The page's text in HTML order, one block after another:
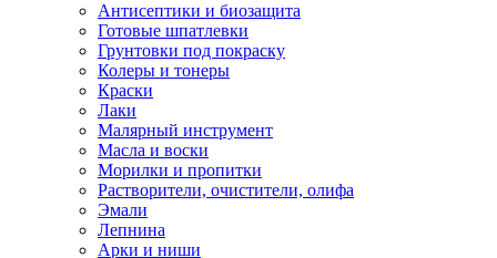
Антисептики и биозащита
Готовые шпатлевки
Грунтовки под покраску
Колеры и тонеры
Краски
Лаки
Малярный инструмент
Масла и воски
Морилки и пропитки
Растворители, очистители, олифа
Эмали
Лепнина
Арки и ниши